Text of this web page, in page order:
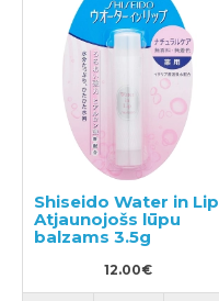
Shiseido Water in Lip
Atjaunojošs lūpu
balzams 3.5g
12.00€